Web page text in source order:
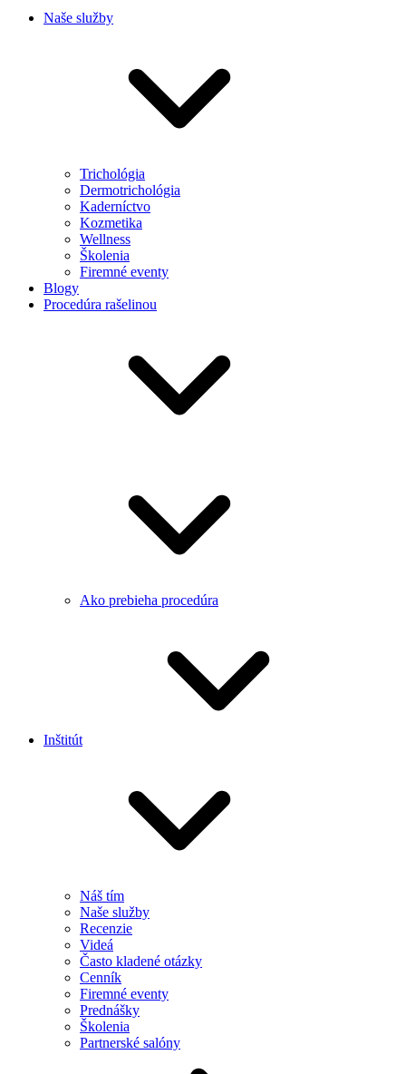
Naše služby
Trichológia
Dermotrichológia
Kaderníctvo
Kozmetika
Wellness
Školenia
Firemné eventy
Blogy
Procedúra rašelinou
Ako prebieha procedúra
Inštitút
Náš tím
Naše služby
Recenzie
Videá
Často kladené otázky
Cenník
Firemné eventy
Prednášky
Školenia
Partnerské salóny